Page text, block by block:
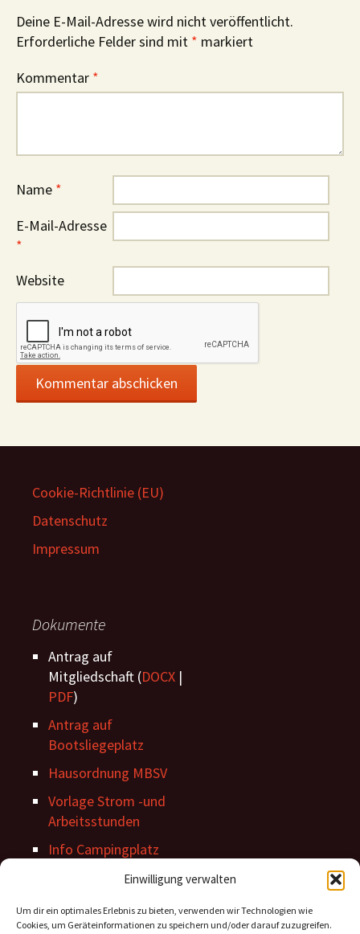
Einwilligung verwalten
Um dir ein optimales Erlebnis zu bieten, verwenden wir Technologien wie
Cookies, um Geräteinformationen zu speichern und/oder darauf zuzugreifen.
Deine E-Mail-Adresse wird nicht veröffentlicht.
Erforderliche Felder sind mit * markiert
Kommentar *
Name *
E-Mail-Adresse
*
Website
Cookie-Richtlinie (EU)
Datenschutz
Impressum
Dokumente
Antrag auf
Mitgliedschaft (DOCX |
PDF)
Antrag auf
Bootsliegeplatz
Hausordnung MBSV
Vorlage Strom -und
Arbeitsstunden
Info Campingplatz
Stegordnung